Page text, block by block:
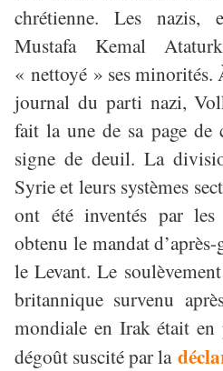
chrétienne. Les nazis,
Mustafa Kemal
« nettoyé » ses minorités.
journal du parti nazi,
fait la une de sa page
signe de deuil. La
Syrie et leurs systèmes
ont été inventés par les
obtenu le mandat
le Levant. Le
britannique survenu
mondiale en Irak était
dégoût suscité par la